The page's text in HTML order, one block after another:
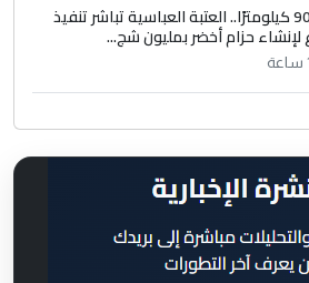
بطول 90 كيلومترًا.. العتبة العباسية تباشر تنفيذ
حزام أخضر بمليون شج...